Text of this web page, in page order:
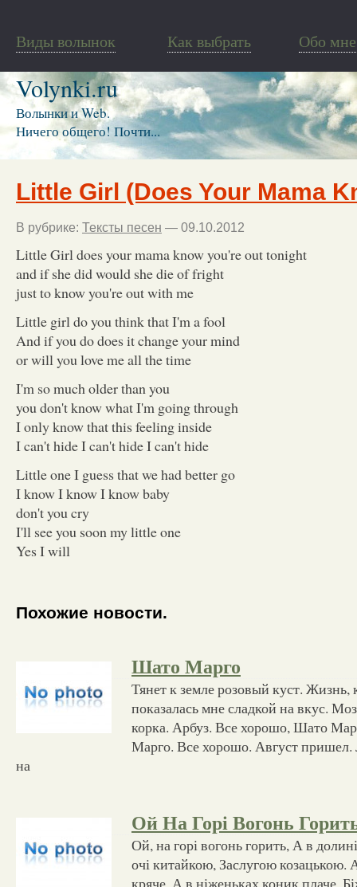
Виды волынок Как выбрать Обо мне
Volynki.ru
Волынки и Web.
Ничего общего! Почти...
Little Girl (Does Your Mama
В рубрике: Тексты песен — 09.10.2012
Little Girl does your mama know you're out tonight
and if she did would she die of fright
just to know you're out with me
Little girl do you think that I'm a fool
And if you do does it change your mind
or will you love me all the time
I'm so much older than you
you don't know what I'm going through
I only know that this feeling inside
I can't hide I can't hide I can't hide
Little one I guess that we had better go
I know I know I know baby
don't you cry
I'll see you soon my little one
Yes I will
Похожие новости.
Шато Марго
Тянет к земле розовый куст. Жизнь,
показалась мне сладкой на вкус.
корка. Арбуз. Все хорошо, Шато
Марго. Все хорошо. Август пришел.
на
Ой На Горі Вогонь
Ой, на горі вогонь горить, А в
очі китайкою, Заслугою козацькою.
кряче, А в ніженьках коник плаче,